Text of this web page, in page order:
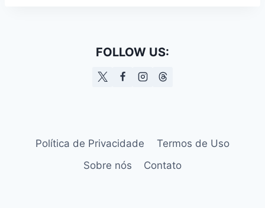
FOLLOW US:
Política de Privacidade
Termos de Uso
Sobre nós
Contato